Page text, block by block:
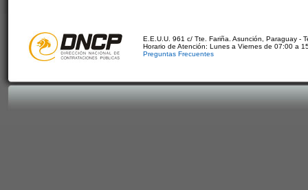
E.E.U.U. 961 c/ Tte. Fariña. Asunción, Paraguay -
Horario de Atención: Lunes a Viernes de 07:00 a
Preguntas Frecuentes